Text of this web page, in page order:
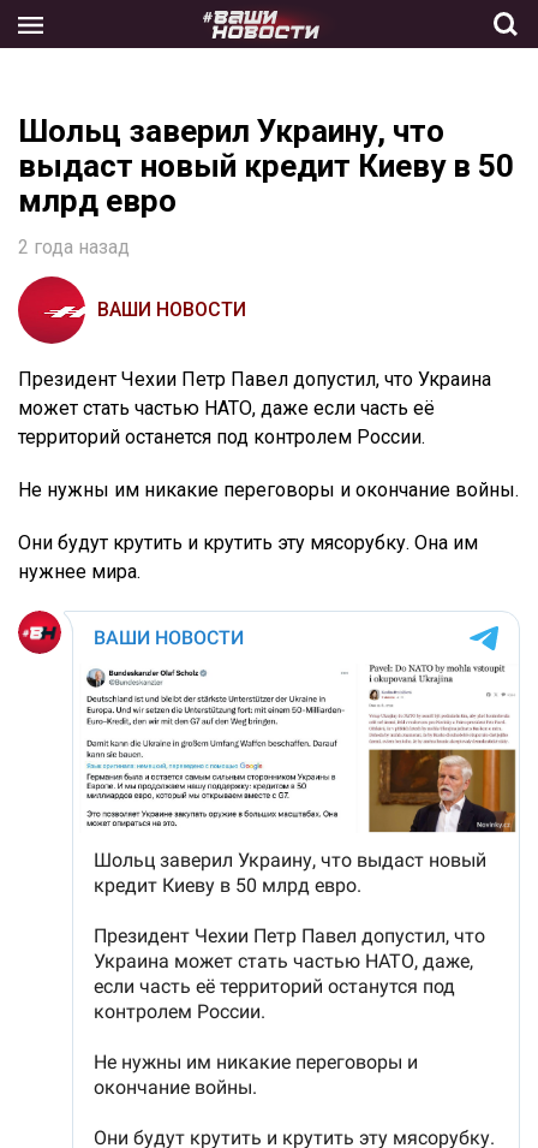
the
Шольц заверил Украину, что
выдаст новый кредит Киеву в 50
млрд евро
2 года назад
ВАШИ НОВОСТИ
Президент Чехии Петр Павел допустил, что Украина
может стать частью НАТО, даже если часть её
территорий останется под контролем России.
Не нужны им никакие переговоры и окончание войны.
Они будут крутить и крутить эту мясорубку. Она им
нужнее мира.